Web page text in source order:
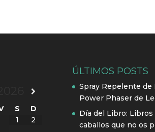
S
D
1
2
ÚLTIMOS POSTS
Spray Repelente de
Power Phaser de
Día del Libro: Libros
caballos que no os